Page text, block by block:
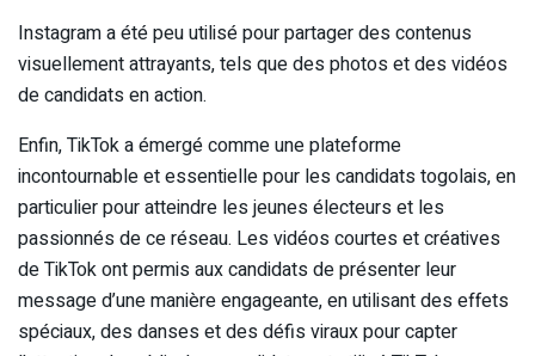
Instagram a été peu utilisé pour partager des contenus
visuellement attrayants, tels que des photos et des vidéos
de candidats en action.
Enfin, TikTok a émergé comme une plateforme
incontournable et essentielle pour les candidats togolais, en
particulier pour atteindre les jeunes électeurs et les
passionnés de ce réseau. Les vidéos courtes et créatives
de TikTok ont permis aux candidats de présenter leur
message d’une manière engageante, en utilisant des effets
spéciaux, des danses et des défis viraux pour capter